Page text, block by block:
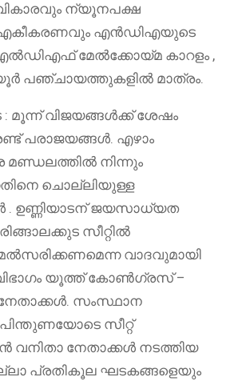
ന്യൂനപക്ഷ
എകീകരണവും എൻഡിഎയുടെ
മേൽക്കോയ്മ കാറളം ,
പഞ്ചായത്തുകളിൽ മാത്രം.
: മൂന്ന് വിജയങ്ങൾക്ക് ശേഷം
പരാജയങ്ങൾ. എഴാം
നിന്നും
ചൊല്ലിയുള്ള
ഉണ്ണിയാടന് ജയസാധ്യത
സീറ്റിൽ
വാദവുമായി
യൂത്ത് കോൺഗ്രസ് –
സംസ്ഥാന
സീറ്റ്
വനിതാ നേതാക്കൾ നടത്തിയ
പ്രതികൂല ഘടകങ്ങളെയും